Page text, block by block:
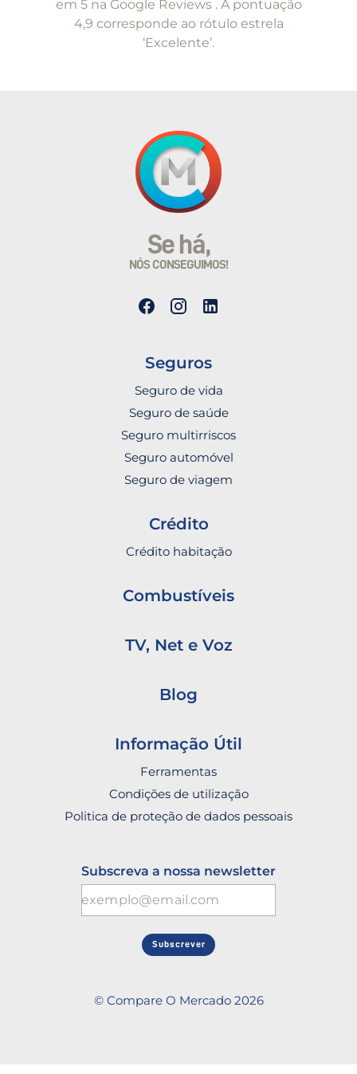
em 5 na Google Reviews . A pontuação
4,9 corresponde ao rótulo estrela
‘Excelente’.
Se há,
NÓS CONSEGUIMOS!
Seguros
Seguro de vida
Seguro de saúde
Seguro multirriscos
Seguro automóvel
Seguro de viagem
Crédito
Crédito habitação
Combustíveis
TV, Net e Voz
Blog
Informação Útil
Ferramentas
Condições de utilização
Politica de proteção de dados pessoais
Subscreva a nossa newsletter
Subscrever
© Compare O Mercado 2026